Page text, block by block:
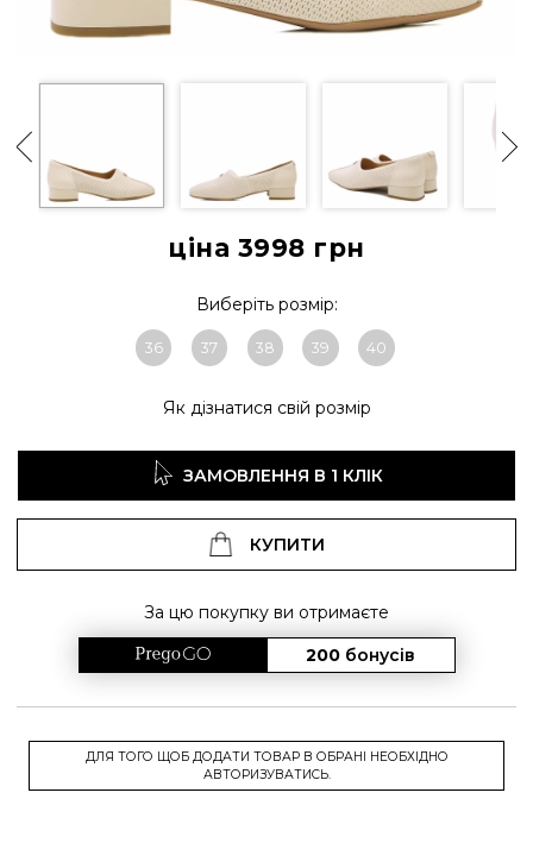
ціна 3998 грн
Виберіть розмір:
36 37 38 39 40
Як дізнатися свій розмір
ЗАМОВЛЕННЯ В 1 КЛІК
КУПИТИ
За цю покупку ви отримаєте
200 бонусів
ДЛЯ ТОГО ЩОБ ДОДАТИ ТОВАР В ОБРАНІ НЕОБХІДНО
АВТОРИЗУВАТИСЬ.